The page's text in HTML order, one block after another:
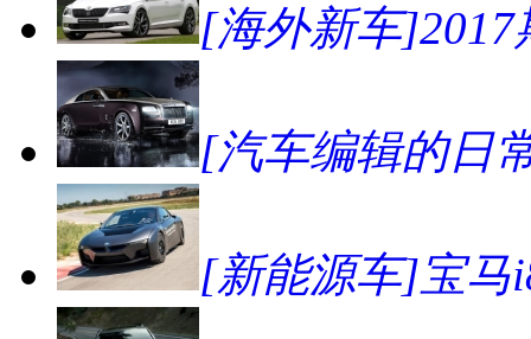
[海外新车]2017
[汽车编辑的日
[新能源车]宝马